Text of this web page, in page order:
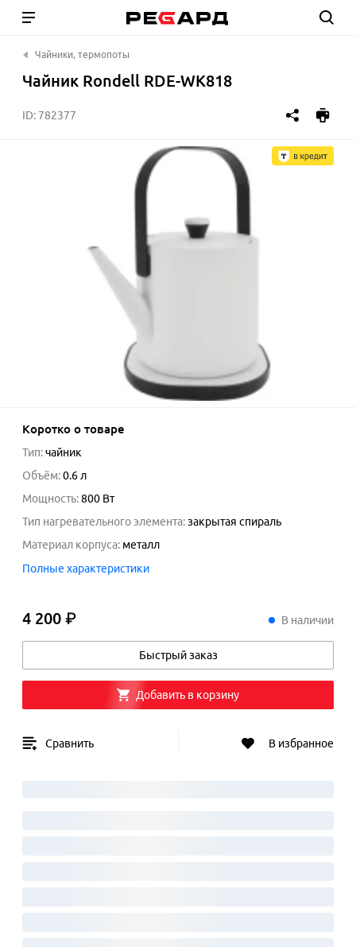
Чайники, термопоты
Чайник Rondell RDE-WK818
ID: 782377
Коротко о товаре
Тип:чайник
Объём:0.6л
Мощность:800 Вт
Тип нагревательного элемента:закрытая спираль
Материал корпуса: металл
Полные характеристики
4 200 ₽4 200 ₽ В наличии
Быстрый заказ
Добавить в корзину
Сравнить В избранное